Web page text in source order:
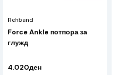
Rehband
Force Ankle потпора за
глужд
4.020ден